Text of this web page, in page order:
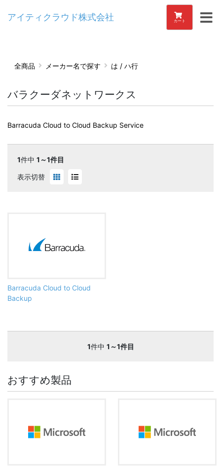
アイティクラウド株式会社 カート
全商品 メーカー名で探す は / ハ行
バラクーダネットワークス
Barracuda Cloud to Cloud Backup Service
1件中 1～1件目
表示切替
Barracuda Cloud to Cloud
Backup
1件中 1～1件目
おすすめ製品